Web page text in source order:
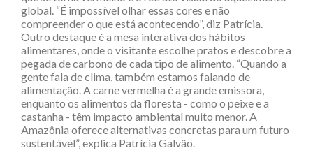
global. “É impossível olhar essas cores e não
compreender o que está acontecendo”, diz Patrícia.
Outro destaque é a mesa interativa dos hábitos
alimentares, onde o visitante escolhe pratos e descobre a
pegada de carbono de cada tipo de alimento. “Quando a
gente fala de clima, também estamos falando de
alimentação. A carne vermelha é a grande emissora,
enquanto os alimentos da floresta - como o peixe e a
castanha - têm impacto ambiental muito menor. A
Amazônia oferece alternativas concretas para um futuro
sustentável”, explica Patrícia Galvão.